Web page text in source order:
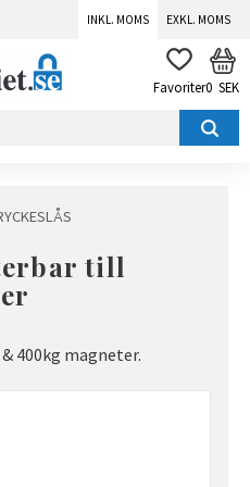
INKL. MOMS EXKL. MOMS
FAVORITER
0 SEK
till
400kg magneter.